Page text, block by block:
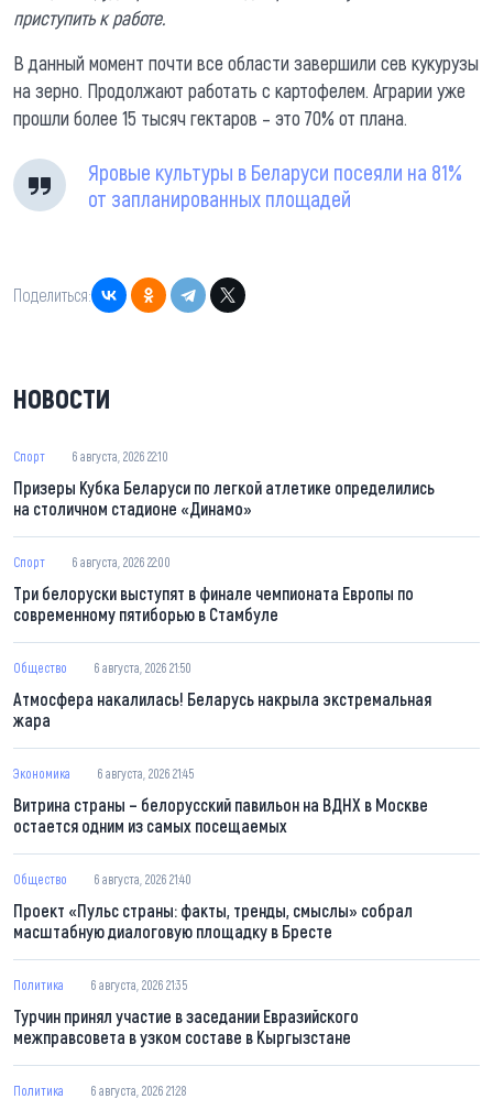
приступить к работе.
В данный момент почти все области завершили сев кукурузы
на зерно. Продолжают работать с картофелем. Аграрии уже
прошли более 15 тысяч гектаров – это 70% от плана.
Яровые культуры в Беларуси посеяли на 81%
от запланированных площадей
Поделиться:
НОВОСТИ
Спорт 6 августа, 2026 22:10
Призеры Кубка Беларуси по легкой атлетике определились
на столичном стадионе «Динамо»
Спорт 6 августа, 2026 22:00
Три белоруски выступят в финале чемпионата Европы по
современному пятиборью в Стамбуле
Общество 6 августа, 2026 21:50
Атмосфера накалилась! Беларусь накрыла экстремальная
жара
Экономика 6 августа, 2026 21:45
Витрина страны – белорусский павильон на ВДНХ в Москве
остается одним из самых посещаемых
Общество 6 августа, 2026 21:40
Проект «Пульс страны: факты, тренды, смыслы» собрал
масштабную диалоговую площадку в Бресте
Политика 6 августа, 2026 21:35
Турчин принял участие в заседании Евразийского
межправсовета в узком составе в Кыргызстане
Политика 6 августа, 2026 21:28